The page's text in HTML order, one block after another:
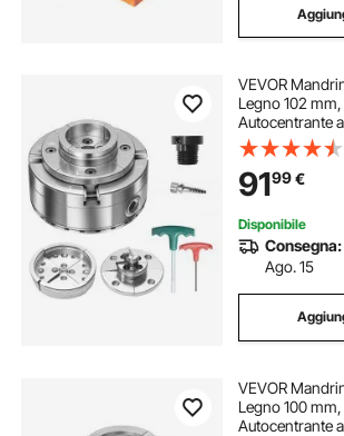
incisore in
VEVOR
Legno 102
Autocentrante
Tornitura di
pollici x 8 TPI
Valigetta per
Nichelato
9199€
Disponibile
Consegna:
Ago. 15
VEVOR
Legno 100
Autocentrante